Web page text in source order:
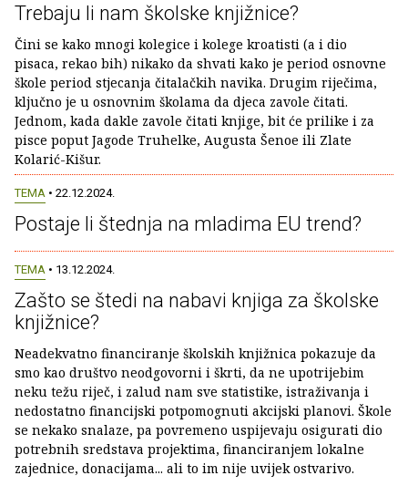
Trebaju li nam školske knjižnice?
Čini se kako mnogi kolegice i kolege kroatisti (a i dio
pisaca, rekao bih) nikako da shvati kako je period osnovne
škole period stjecanja čitalačkih navika. Drugim riječima,
ključno je u osnovnim školama da djeca zavole čitati.
Jednom, kada dakle zavole čitati knjige, bit će prilike i za
pisce poput Jagode Truhelke, Augusta Šenoe ili Zlate
Kolarić-Kišur.
TEMA • 22.12.2024.
Postaje li štednja na mladima EU trend?
TEMA • 13.12.2024.
Zašto se štedi na nabavi knjiga za školske
knjižnice?
Neadekvatno financiranje školskih knjižnica pokazuje da
smo kao društvo neodgovorni i škrti, da ne upotrijebim
neku težu riječ, i zalud nam sve statistike, istraživanja i
nedostatno financijski potpomognuti akcijski planovi. Škole
se nekako snalaze, pa povremeno uspijevaju osigurati dio
potrebnih sredstava projektima, financiranjem lokalne
zajednice, donacijama... ali to im nije uvijek ostvarivo.